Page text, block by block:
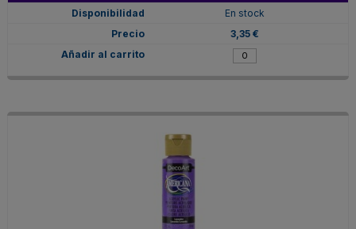
En stock
3,35 €